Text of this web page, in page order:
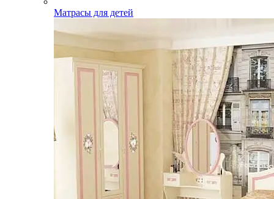
Матрасы для детей